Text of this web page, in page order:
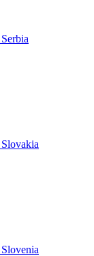
Serbia
Slovakia
Slovenia